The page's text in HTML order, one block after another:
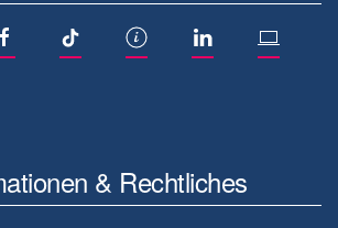
& Rechtliches